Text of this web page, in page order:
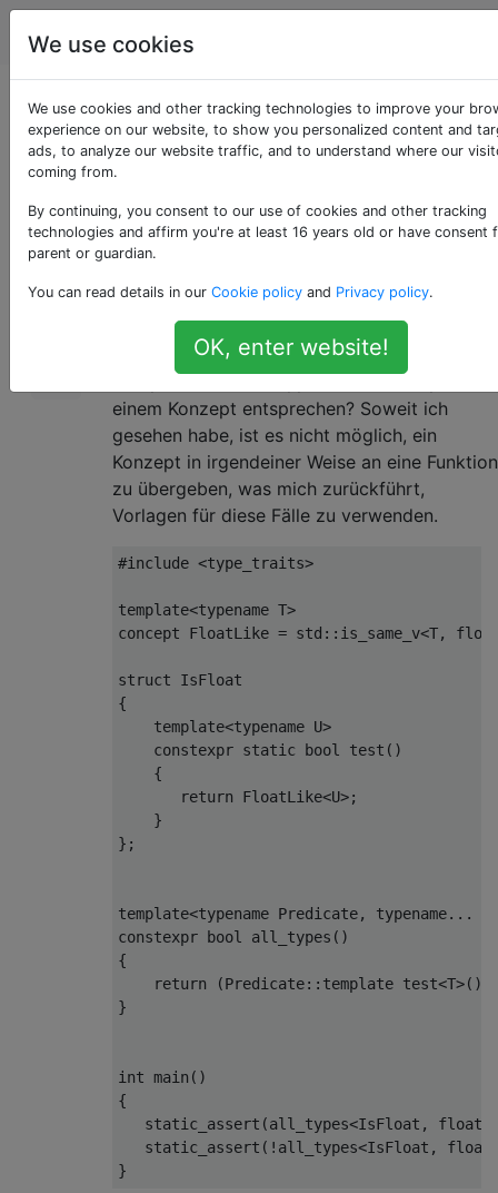
Programmierung
Ein Konzept an eine
Funktion übergeben
12
Ist es auch möglich, diese Prädikate für
wiederzuverwenden, da Konzepte als
Prädikate zur Kompilierungszeit definiert
sind? Wäre es beispielsweise möglich zu
überprüfen, ob alle Typen in einem Tupel
einem Konzept entsprechen? Soweit ich
gesehen habe, ist es nicht möglich, ein
Konzept in irgendeiner Weise an eine Funktion
zu übergeben, was mich zurückführt,
Vorlagen für diese Fälle zu verwenden.
#include <type_traits>
template<typename T>
concept
FloatLike = std :: is_same_v<T,
struct
IsFloat
{
template<typename U>
constexpr static bool test ()
{
return
FloatLike<U>;
}
};
template<typename Predicate, typename...
constexpr bool all_types ()
{
return
(Predicate:: template test<T>()
}
int main ()
{
static_assert (all_types<IsFloat , float
static_assert (! all_types<IsFloat , float
}
We use cookies
We use cookies and other tracking technologies to improve your
experience on our website, to show you personalized content and
ads, to analyze our website traffic, and to understand where our
coming from.
By continuing, you consent to our use of cookies and other tracking
technologies and affirm you're at least 16 years old or have consent
parent or guardian.
You can read details in our Cookie policy and Privacy policy.
OK, enter website!